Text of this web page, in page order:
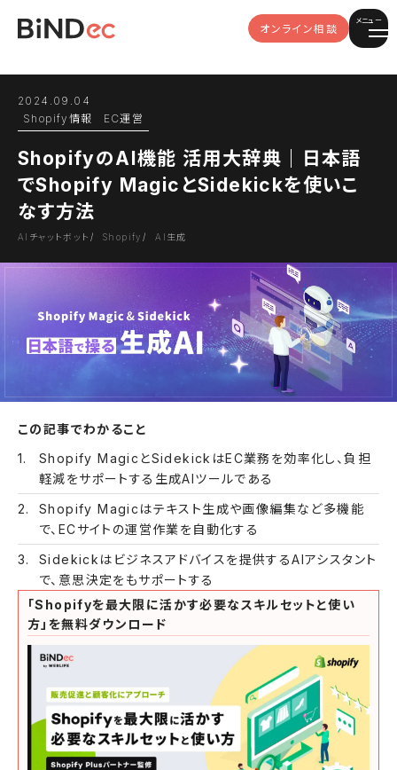
オンライン相談
メニュー
Shopify情報 EC運営
2024.09.04
ShopifyのAI機能 活用大辞典｜日本語
でShopify MagicとSidekickを使いこ
なす方法
AIチャットボット Shopify AI生成
この記事でわかること
Shopify MagicとSidekickはEC業務を効率化し、負担
軽減をサポートする生成AIツールである
Shopify Magicはテキスト生成や画像編集など多機能
で、ECサイトの運営作業を自動化する
Sidekickはビジネスアドバイスを提供するAIアシスタント
で、意思決定をもサポートする
「Shopifyを最大限に活かす必要なスキルセットと使い
方」を無料ダウンロード